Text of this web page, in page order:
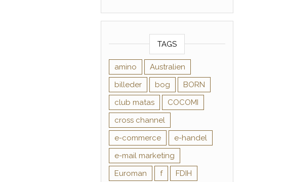
TAGS
amino
Australien
billeder
bog
BORN
club matas
COCOMI
cross channel
e-commerce
e-handel
e-mail marketing
Euroman
f
FDIH